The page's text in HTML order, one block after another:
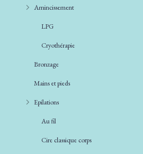
Amincissement
LPG
Cryothérapie
Bronzage
Mains et pieds
Epilations
Au fil
Cire classique corps